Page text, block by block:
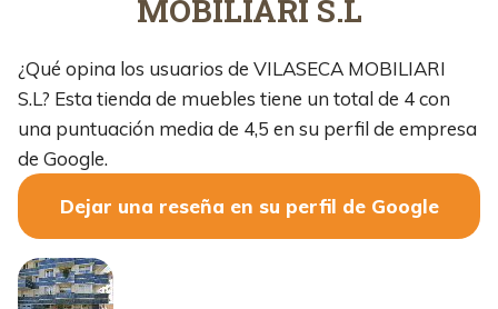
MOBILIARI S.L
¿Qué opina los usuarios de VILASECA MOBILIARI
S.L? Esta tienda de muebles tiene un total de 4 con
una puntuación media de 4,5 en su perfil de empresa
de Google.
Dejar una reseña en su perfil de Google